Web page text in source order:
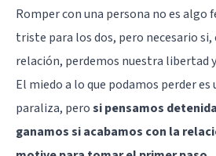
Romper con una persona no es algo
triste para los dos, pero necesario
relación, perdemos nuestra libertad
El miedo a lo que podamos perder es
paraliza, perosi pensamos
ganamos si acabamos con la